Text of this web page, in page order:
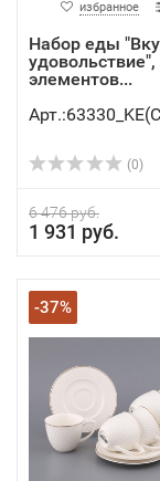
избранное
Набор еды
удовольствие",
элементов...
(0)
6 476 руб.
1 931 руб.
-37%